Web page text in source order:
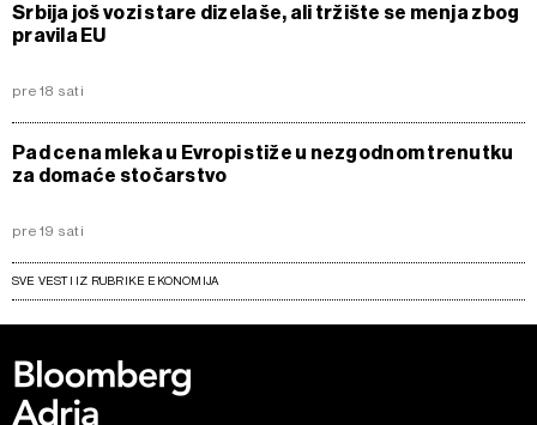
Srbija još vozi stare dizelaše, ali tržište se menja zbog
pravila EU
pre 18 sati
Pad cena mleka u Evropi stiže u nezgodnom trenutku
za domaće stočarstvo
pre 19 sati
SVE VESTI IZ RUBRIKE EKONOMIJA